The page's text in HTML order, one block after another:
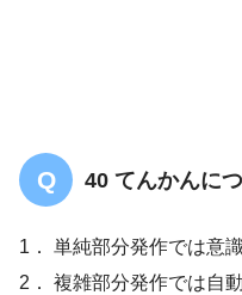
40 てんかんに
1． 単純部分発作では意
2． 複雑部分発作では自